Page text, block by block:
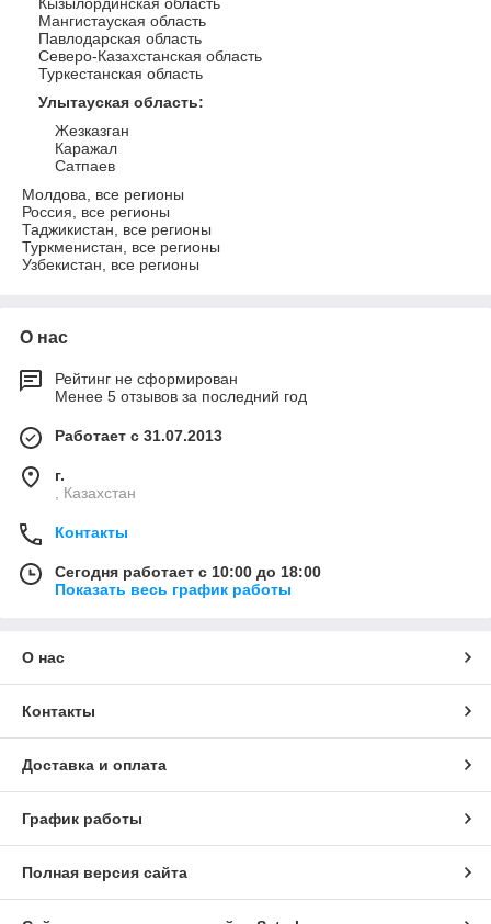
Мангистауская область
Павлодарская область
Северо-Казахстанская область
Туркестанская область
Улытауская область:
Жезказган
Каражал
Сатпаев
Молдова, все регионы
Россия, все регионы
Таджикистан, все регионы
Туркменистан, все регионы
Узбекистан, все регионы
О нас
Рейтинг не сформирован
Менее 5 отзывов за последний год
Работает с 31.07.2013
г.
, Казахстан
Контакты
Сегодня работает с 10:00 до 18:00
Показать весь график работы
О нас
Контакты
Доставка и оплата
График работы
Полная версия сайта